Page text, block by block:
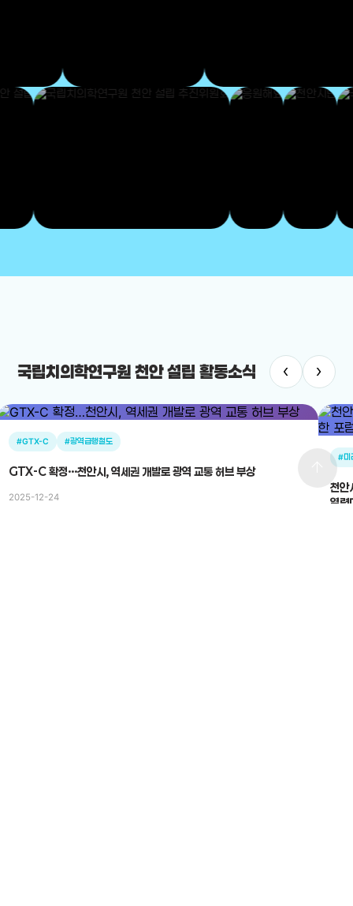
국립치의학연구원 천안 설립 활동소식 ‹ ›
#GTX-C #광역급행철도
GTX-C 확정…천안시, 역세권 개발로 광역 교통 허브 부상
2025-12-24
#미
천안시
열렸